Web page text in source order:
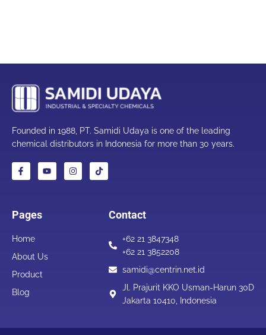
Founded in 1988, PT. Samidi Udaya is one of the leading
chemical distributors in Indonesia for more than 30 years.
Pages
Home
About Us
Product
Blog
Contact
+62 21 3847348
+62 21 3852208
samidi@centrin.net.id
Jl. Prajurit KKO Usman-Harun 30D
Jakarta 10410, Indonesia